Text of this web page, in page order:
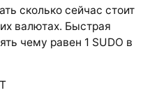
сколько сейчас стоит
валютах. Быстрая
чему равен 1 SUDO в